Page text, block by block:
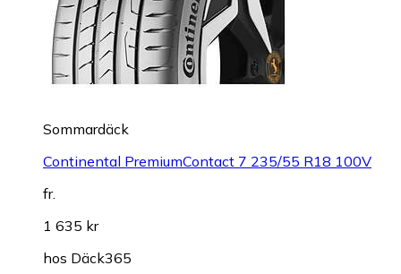
Sommardäck
Continental PremiumContact 7 235/55 R18 100V
fr.
1 635 kr
hos Däck365